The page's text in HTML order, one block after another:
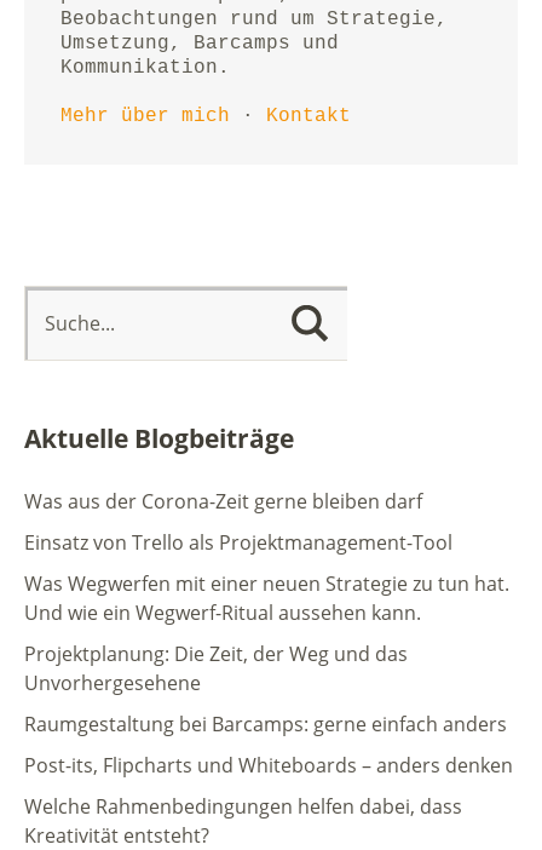
Beobachtungen rund um Strategie,
Umsetzung, Barcamps und
Kommunikation.
Mehr über mich · Kontakt
Aktuelle Blogbeiträge
Was aus der Corona-Zeit gerne bleiben darf
Einsatz von Trello als Projektmanagement-Tool
Was Wegwerfen mit einer neuen Strategie zu tun hat.
Und wie ein Wegwerf-Ritual aussehen kann.
Projektplanung: Die Zeit, der Weg und das
Unvorhergesehene
Raumgestaltung bei Barcamps: gerne einfach anders
Post-its, Flipcharts und Whiteboards – anders denken
Welche Rahmenbedingungen helfen dabei, dass
Kreativität entsteht?